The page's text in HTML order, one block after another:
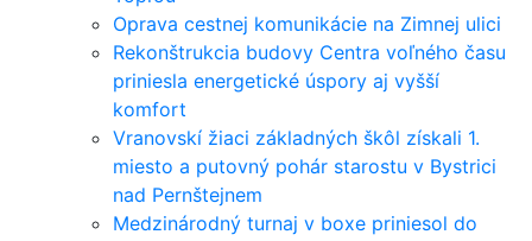
Oprava cestnej komunikácie na Zimnej ulici
Rekonštrukcia budovy Centra voľného času
priniesla energetické úspory aj vyšší
komfort
Vranovskí žiaci základných škôl získali 1.
miesto a putovný pohár starostu v Bystrici
nad Pernštejnem
Medzinárodný turnaj v boxe priniesol do